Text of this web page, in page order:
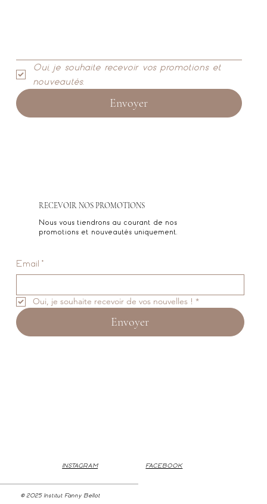
Oui, je souhaite recevoir vos promotions et
nouveautés.
Envoyer
RECEVOIR NOS PROMOTIONS
Nous vous tiendrons au courant de nos
promotions et nouveautés uniquement.
Email *
Oui, je souhaite recevoir de vos nouvelles ! *
Envoyer
INSTAGRAM FACEBOOK
© 2025 Institut Fanny Bellot